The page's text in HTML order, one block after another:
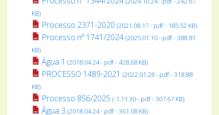
KB)
Processo 2371-2020 (2021.08.17 - pdf - 185.52 KB)
Processo nº 1741/2024 (2025.01.10 - pdf - 388.81
KB)
Água 1 (2018.04.24 - pdf - 428.68 KB)
PROCESSO 1489-2021 (2022.01.28 - pdf - 318.88
KB)
Processo 856/2025 (-1.11.30 - pdf - 307.67 KB)
Água 3 (2018.04.24 - pdf - 361.08 KB)